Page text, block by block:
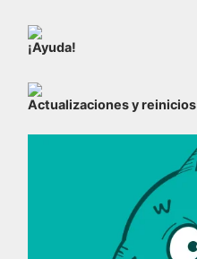
¡Ayuda!
Actualizaciones y reinicios